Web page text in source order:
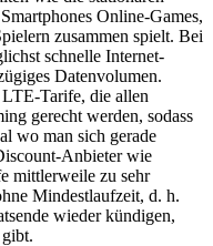
Online-Games,
zusammen spielt. Bei
schnelle Internet-
Datenvolumen.
Tarife, die allen
gerecht werden, sodass
wo man sich gerade
Anbieter wie
mittlerweile zu sehr
Mindestlaufzeit, d. h.
wieder kündigen,